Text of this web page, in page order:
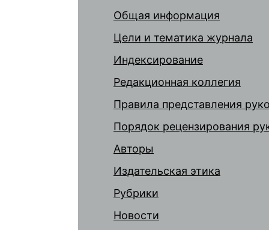
Общая информация
Цели и тематика журнала
Индексирование
Редакционная коллегия
Правила представления
Порядок рецензирования
Авторы
Издательская этика
Рубрики
Новости